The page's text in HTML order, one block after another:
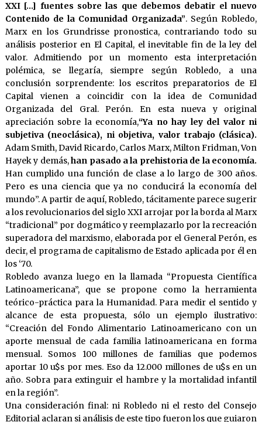
XXI […] fuentes sobre las que debemos debatir el nuevo
Contenido de la Comunidad Organizada”. Según Robledo,
Marx en los Grundrisse pronostica, contrariando todo su
análisis posterior en El Capital, el inevitable fin de la ley del
valor. Admitiendo por un momento esta interpretación
polémica, se llegaría, siempre según Robledo, a una
conclusión sorprendente: los escritos preparatorios de El
Capital vienen a coincidir con la idea de Comunidad
Organizada del Gral. Perón. En esta nueva y original
apreciación sobre la economía,“Ya no hay ley del valor ni
subjetiva (neoclásica), ni objetiva, valor trabajo (clásica).
Adam Smith, David Ricardo, Carlos Marx, Milton Fridman, Von
Hayek y demás,han pasado a la prehistoria de la economía.
Han cumplido una función de clase a lo largo de 300 años.
Pero es una ciencia que ya no conducirá la economía del
mundo”. A partir de aquí, Robledo, tácitamente parece sugerir
a los revolucionarios del siglo XXI arrojar por la borda al Marx
“tradicional” por dogmático y reemplazarlo por la recreación
superadora del marxismo, elaborada por el General Perón, es
decir, el programa de capitalismo de Estado aplicada por él en
los ‘70.
Robledo avanza luego en la llamada “Propuesta Científica
Latinoamericana”, que se propone como la herramienta
teórico-práctica para la Humanidad. Para medir el sentido y
alcance de esta propuesta, sólo un ejemplo ilustrativo:
“Creación del Fondo Alimentario Latinoamericano con un
aporte mensual de cada familia latinoamericana en forma
mensual. Somos 100 millones de familias que podemos
aportar 10 u$s por mes. Eso da 12.000 millones de u$s en un
año. Sobra para extinguir el hambre y la mortalidad infantil
en la región”.
Una consideración final: ni Robledo ni el resto del Consejo
Editorial aclaran si análisis de este tipo fueron los que guiaron